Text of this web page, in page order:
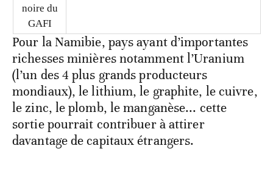
noire du
GAFI
Pour la Namibie, pays ayant d’importantes
richesses minières notamment l’Uranium
(l’un des 4 plus grands producteurs
mondiaux), le lithium, le graphite, le cuivre,
le zinc, le plomb, le manganèse... cette
sortie pourrait contribuer à attirer
davantage de capitaux étrangers.